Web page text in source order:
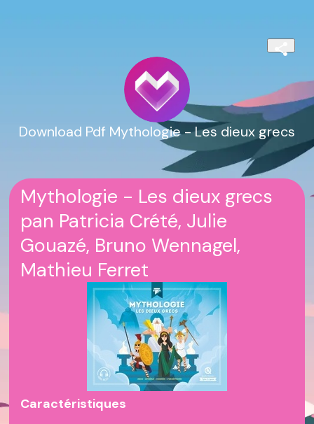
Download Pdf Mythologie - Les dieux grecs
Mythologie - Les dieux grecs
pan Patricia Crété, Julie
Gouazé, Bruno Wennagel,
Mathieu Ferret
Caractéristiques